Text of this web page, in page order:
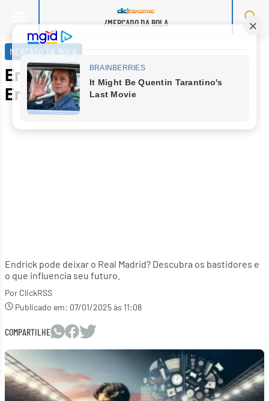
to
content
/MERCADO DA BOLA
MERCADO DA BOLA
Endrick vai sair do Real Madrid?
Entenda o futuro do jogador
Endrick pode deixar o Real Madrid? Descubra os bastidores e
o que influencia seu futuro.
Por ClickRSS
Publicado em: 07/01/2025 às 11:08
COMPARTILHE